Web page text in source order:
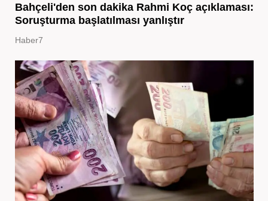
Bahçeli'den son dakika Rahmi Koç açıklaması:
Soruşturma başlatılması yanlıştır
Haber7